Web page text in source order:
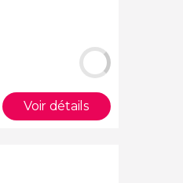
Voir détails